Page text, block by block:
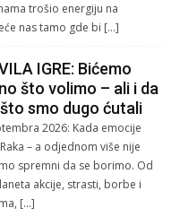
trošio energiju na
nas tamo gde bi […]
IGRE: Bićemo
što volimo – ali i da
smo dugo ćutali
2026: Kada emocije
– a odjednom više nije
spremni da se borimo. Od
akcije, strasti, borbe i
[…]